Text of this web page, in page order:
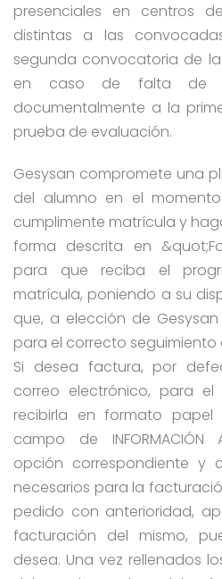
presenciales en centros
distintas a las
segunda convocatoria de
en caso de falta de
documentalmente a la
prueba de evaluación.
Gesysan compromete una
del alumno en el
cumplimente matrícula y
forma descrita en
para que reciba el
matrícula, poniendo a su
que, a elección de
para el correcto seguimiento
Si desea factura, por
correo electrónico, para
recibirla en formato
campo de INFORMACIÓN
opción correspondiente y
necesarios para la
pedido con anterioridad,
facturación del mismo,
desea. Una vez rellenados